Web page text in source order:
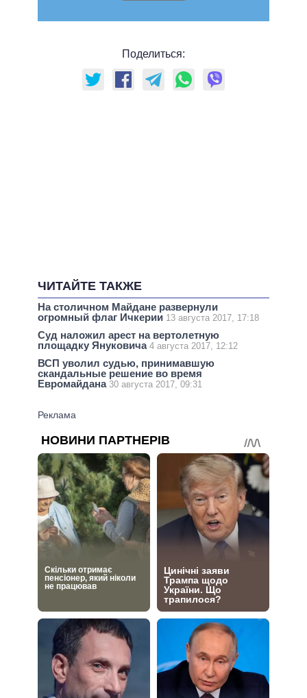
Поделиться:
ЧИТАЙТЕ ТАКЖЕ
На столичном Майдане развернули
огромный флаг Ичкерии 13 августа 2017, 17:18
Суд наложил арест на вертолетную
площадку Януковича 4 августа 2017, 12:12
ВСП уволил судью, принимавшую
скандальные решение во время
Евромайдана 30 августа 2017, 09:31